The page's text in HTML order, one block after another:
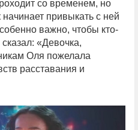
со временем, но
начинает привыкать с ней
важно, чтобы кто-
«Девочка,
Оля пожелала
расставания и